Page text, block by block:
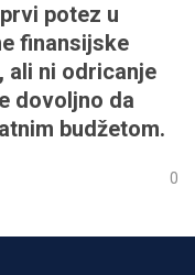
potez u
finansijske
ali ni odricanje
dovoljno da
budžetom.
0